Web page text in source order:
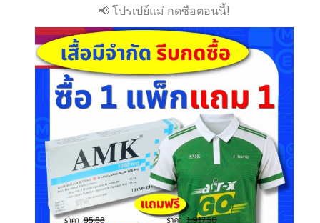
📢 โปรเปย์แม่ กดซือตอนนี้!